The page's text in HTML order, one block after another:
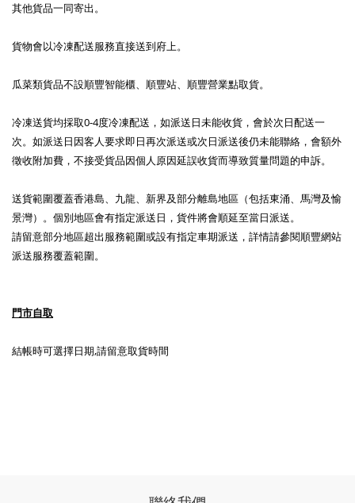
其他貨品一同寄出。
貨物會以冷凍配送服務直接送到府上。
瓜菜類貨品不設順豐智能櫃、順豐站、順豐營業點取貨。
冷凍送貨均採取0-4度冷凍配送，如派送日未能收貨，會於次日配送一
次。如派送日因客人要求即日再次派送或次日派送後仍未能聯絡，會額外
徵收附加費，不接受貨品因個人原因延誤收貨而導致質量問題的申訴。
送貨範圍覆蓋香港島、九龍、新界及部分離島地區（包括東涌、馬灣及愉
景灣）。 個別地區會有指定派送日，貨件將會順延至當日派送。
請留意部分地區超出服務範圍或設有指定車期派送，詳情請參閱順豐網站
派送服務覆蓋範圍。
門市自取
結帳時可選擇日期,請留意取貨時間